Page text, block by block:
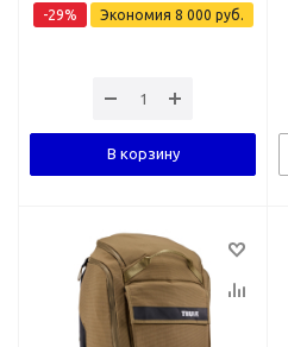
-29% Экономия 8 000 руб.
В корзину